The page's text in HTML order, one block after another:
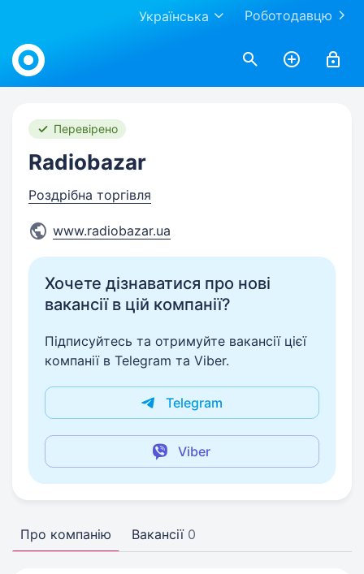
Роботодавцю
Українська
Work.ua
Перевірено
Radiobazar
Роздрібна торгівля
www.radiobazar.ua
Хочете дізнаватися про нові
вакансії в цій компанії?
Підписуйтесь та отримуйте вакансії цієї
компанії в Telegram та Viber.
Telegram
Viber
Про компанію Вакансії 0